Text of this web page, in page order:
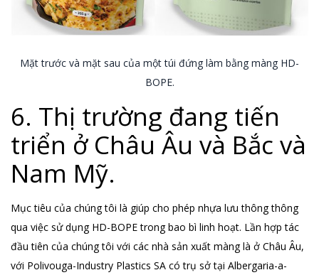
Mặt trước và mặt sau của một túi đứng làm bằng màng HD-
BOPE.
6. Thị trường đang tiến
triển ở Châu Âu và Bắc và
Nam Mỹ.
Mục tiêu của chúng tôi là giúp cho phép nhựa lưu thông thông
qua việc sử dụng HD-BOPE trong bao bì linh hoạt. Lần hợp tác
đầu tiên của chúng tôi với các nhà sản xuất màng là ở Châu Âu,
với Polivouga-Industry Plastics SA có trụ sở tại Albergaria-a-